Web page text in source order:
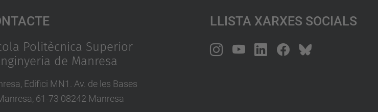
Politècnica Superior
de Manresa
Edifici MN1. Av. de les Bases
61-73 08242 Manresa
Llista Xarxes Socials